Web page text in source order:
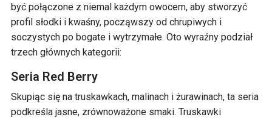
być połączone z niemal każdym owocem, aby stworzyć
profil słodki i kwaśny, począwszy od chrupiwych i
soczystych po bogate i wytrzymałe. Oto wyraźny podział
trzech głównych kategorii:
Seria Red Berry
Skupiąc się na truskawkach, malinach i żurawinach, ta seria
podkreśla jasne, zrównoważone smaki. Truskawki